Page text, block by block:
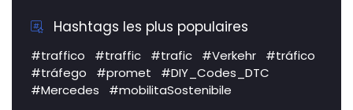
Hashtags les plus populaires
#traffico #traffic #trafic #Verkehr
#tráfico
#tráfego
#promet
#DIY_Codes_DTC
#Mercedes
#mobilitaSostenibile